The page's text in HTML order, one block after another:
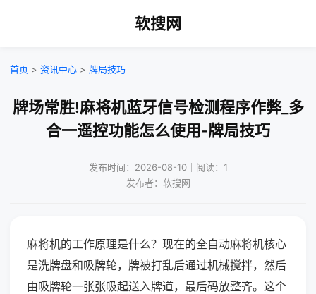
软搜网
首页 > 资讯中心 > 牌局技巧
牌场常胜!麻将机蓝牙信号检测程序作弊_多
合一遥控功能怎么使用-牌局技巧
发布时间：2026-08-10｜阅读：1
发布者：软搜网
麻将机的工作原理是什么？现在的全自动麻将机核心
是洗牌盘和吸牌轮，牌被打乱后通过机械搅拌，然后
由吸牌轮一张张吸起送入牌道，最后码放整齐。这个